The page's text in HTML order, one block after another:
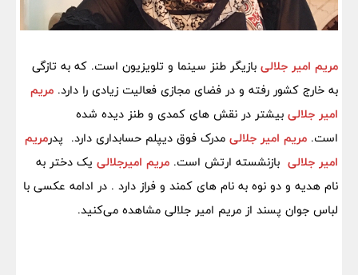
مریم امیر جلالی بازیگر طنز سینما و تلویزیون است. که به تازگی
به خارج کشور رفته و در فضای مجازی فعالیت زیادی را دارد. مریم
امیر جلالی بیشتر در نقش های کمدی و طنز دیده شده
است. مریم امیر جلالی مدرک فوق دیپلم حسابداری دارد. پدرمریم
امیر جلالی بازنشسته ارتش است. مریم امیرجلالی یک دختر به
نام هدیه و دو نوه به نام های کمند و فراز دارد . در ادامه عکسی با
لباس جوان پسند از مریم امیر جلالی مشاهده می‌کنید.